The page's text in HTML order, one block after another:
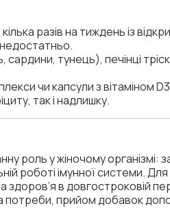
разів на тиждень із
сардини, тунець), печінці
чи капсули з вітаміном
так і надлишку.
роль у жіночому організмі:
роботі імунної системи. Для
в довгостроковій
потреби, прийом добавок